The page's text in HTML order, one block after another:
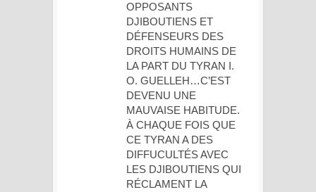
OPPOSANTS
DJIBOUTIENS ET
DÉFENSEURS DES
DROITS HUMAINS DE
LA PART DU TYRAN I.
O. GUELLEH…C’EST
DEVENU UNE
MAUVAISE HABITUDE.
À CHAQUE FOIS QUE
CE TYRAN A DES
DIFFUCULTÉS AVEC
LES DJIBOUTIENS QUI
RÉCLAMENT LA